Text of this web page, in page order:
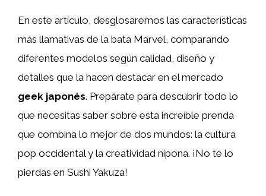
En este artículo, desglosaremos las características
más llamativas de la bata Marvel, comparando
diferentes modelos según calidad, diseño y
detalles que la hacen destacar en el mercado
geek japonés. Prepárate para descubrir todo lo
que necesitas saber sobre esta increíble prenda
que combina lo mejor de dos mundos: la cultura
pop occidental y la creatividad nipona. ¡No te lo
pierdas en Sushi Yakuza!